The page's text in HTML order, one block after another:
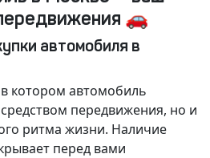
🚗
автомобиля в
котором автомобиль
передвижения, но и
ритма жизни. Наличие
перед вами